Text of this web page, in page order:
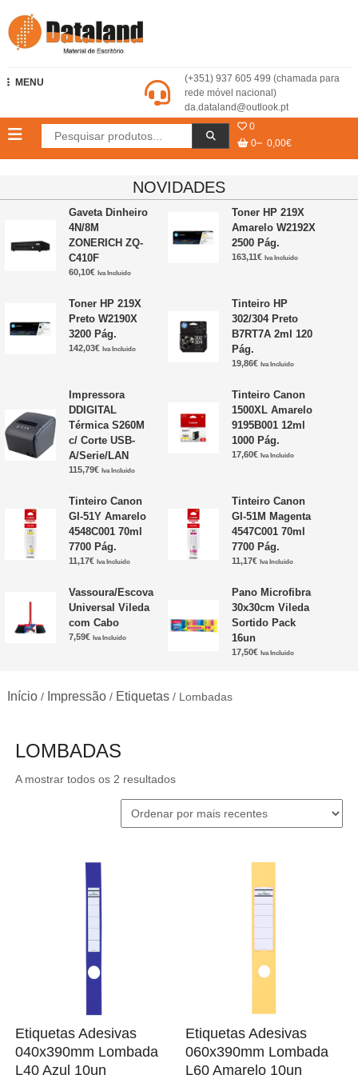
content
MENU
(+351) 937 605 499 (chamada para
rede móvel nacional)
da.dataland@outlook.pt
0
0
0,00€
NOVIDADES
Gaveta Dinheiro
4N/8M
ZONERICH ZQ-
C410F
60,10€ Iva Incluido
Toner HP 219X
Amarelo W2192X
2500 Pág.
163,11€ Iva Incluido
Toner HP 219X
Preto W2190X
3200 Pág.
142,03€ Iva Incluido
Tinteiro HP
302/304 Preto
B7RT7A 2ml 120
Pág.
19,86€ Iva Incluido
Impressora
DDIGITAL
Térmica S260M
c/ Corte USB-
A/Serie/LAN
115,79€ Iva Incluido
Tinteiro Canon
1500XL Amarelo
9195B001 12ml
1000 Pág.
17,60€ Iva Incluido
Tinteiro Canon
GI-51Y Amarelo
4548C001 70ml
7700 Pág.
11,17€ Iva Incluido
Tinteiro Canon
GI-51M Magenta
4547C001 70ml
7700 Pág.
11,17€ Iva Incluido
Vassoura/Escova
Universal Vileda
com Cabo
7,59€ Iva Incluido
Pano Microfibra
30x30cm Vileda
Sortido Pack
16un
17,50€ Iva Incluido
Início/ Impressão/ Etiquetas/ Lombadas
LOMBADAS
A mostrar todos os 2 resultadosOrdenado
mais
recentes
Etiquetas Adesivas
040x390mm Lombada
L40 Azul 10un
Etiquetas Adesivas
060x390mm Lombada
L60 Amarelo 10un